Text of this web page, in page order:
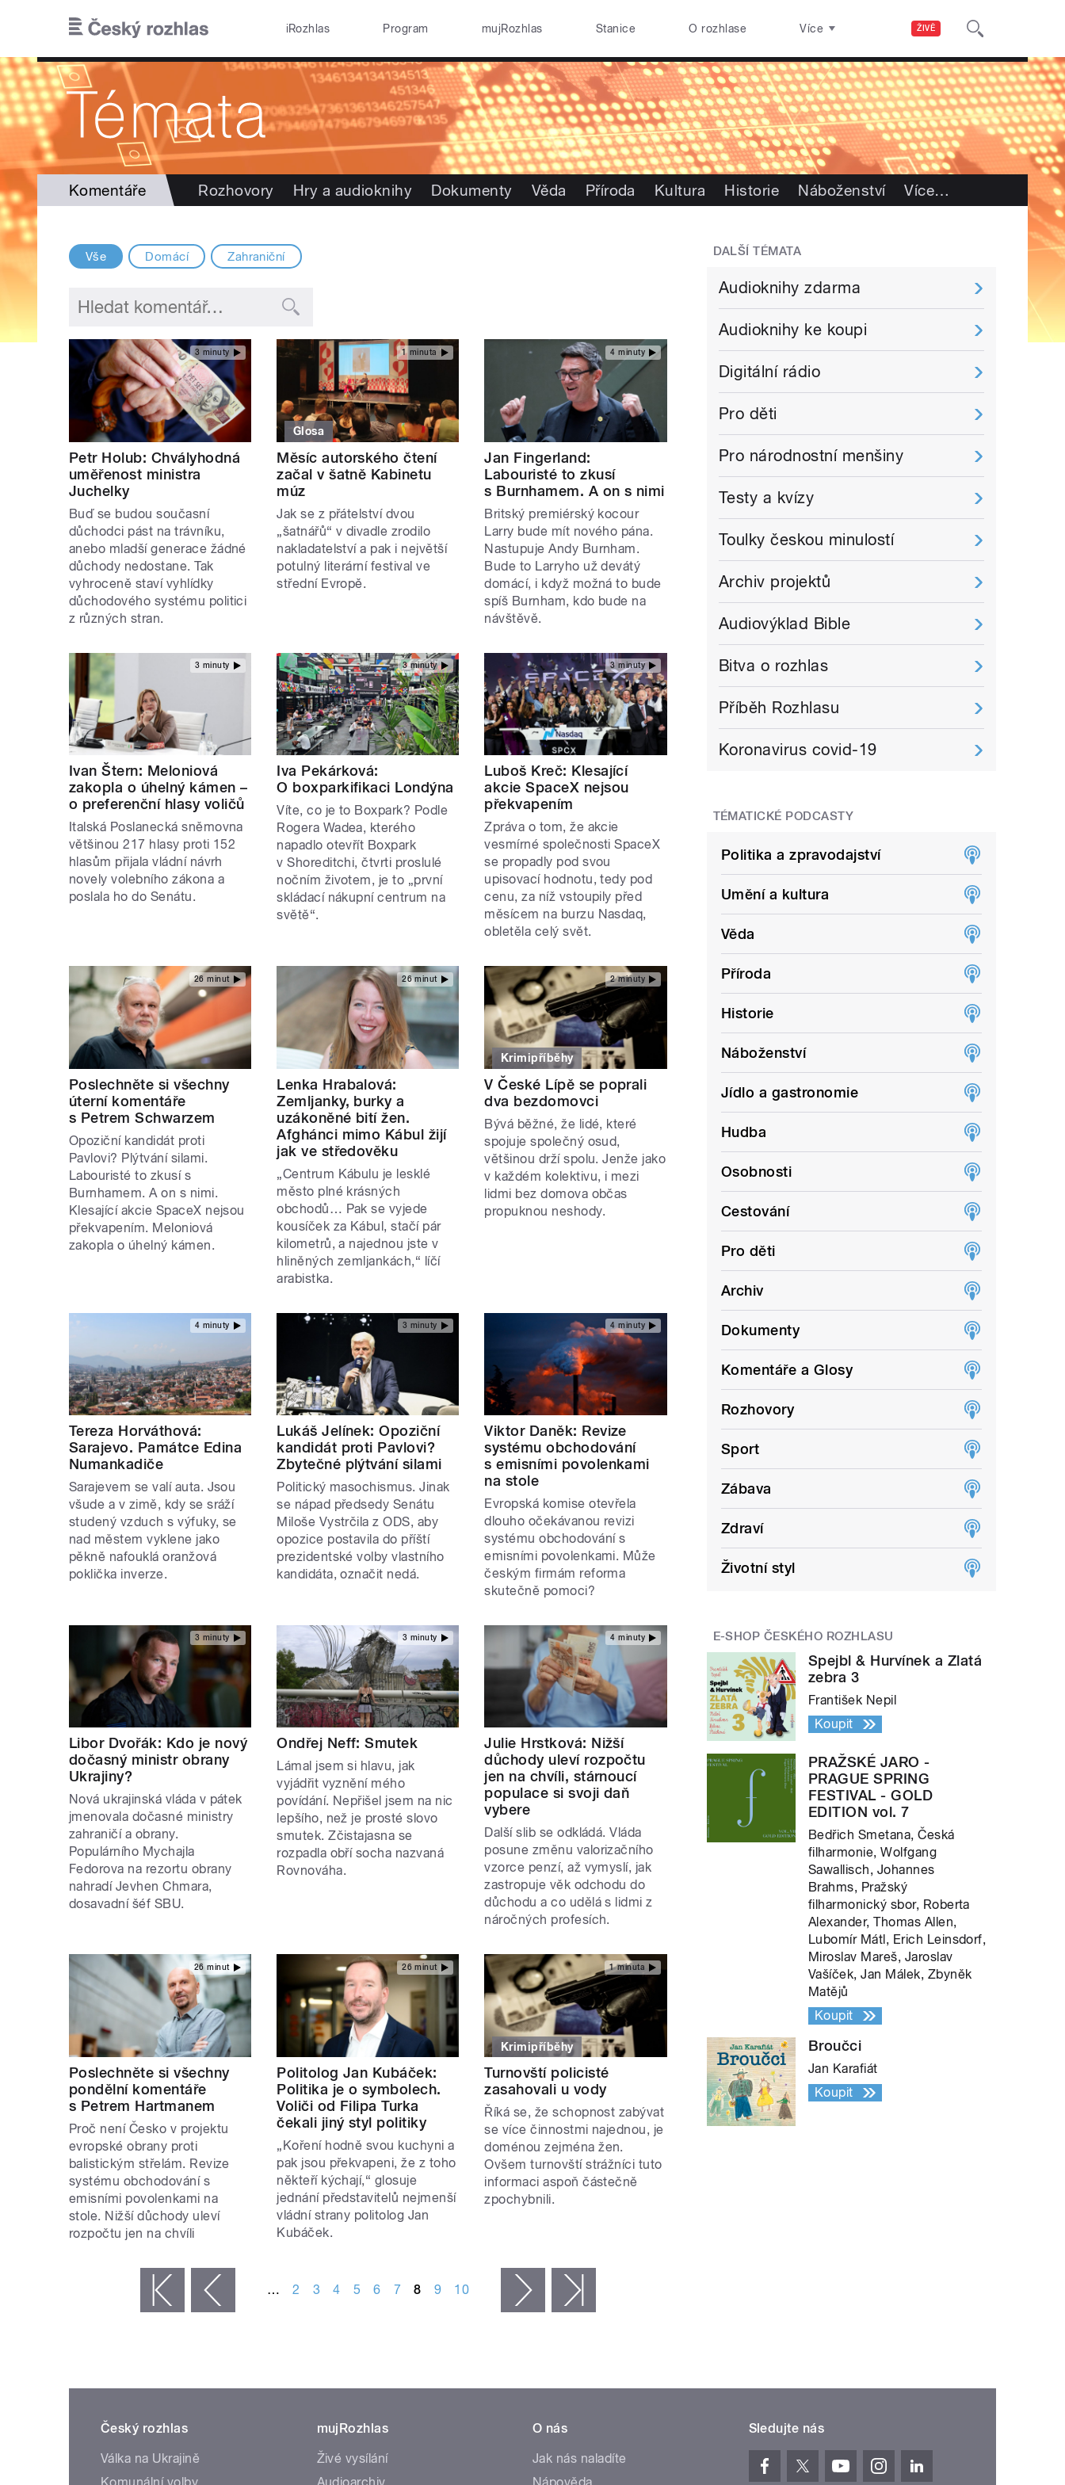
ŽIVĚ
iRozhlas Program mujRozhlas Stanice O rozhlase Více
Komentáře Rozhovory Hry a audioknihy Dokumenty Věda Příroda Kultura Historie Náboženství Více…
Vše Domácí Zahraniční
3 minuty
Petr Holub: Chvályhodná
uměřenost ministra
Juchelky
Buď se budou současní
důchodci pást na trávníku,
anebo mladší generace žádné
důchody nedostane. Tak
vyhroceně staví vyhlídky
důchodového systému politici
z různých stran.
1 minuta
Glosa
Měsíc autorského čtení
začal v šatně Kabinetu
múz
Jak se z přátelství dvou
„šatnářů“ v divadle zrodilo
nakladatelství a pak i největší
potulný literární festival ve
střední Evropě.
4 minuty
Jan Fingerland:
Labouristé to zkusí
s Burnhamem. A on s nimi
Britský premiérský kocour
Larry bude mít nového pána.
Nastupuje Andy Burnham.
Bude to Larryho už devátý
domácí, i když možná to bude
spíš Burnham, kdo bude na
návštěvě.
3 minuty
Ivan Štern: Meloniová
zakopla o úhelný kámen –
o preferenční hlasy voličů
Italská Poslanecká sněmovna
většinou 217 hlasy proti 152
hlasům přijala vládní návrh
novely volebního zákona a
poslala ho do Senátu.
3 minuty
Iva Pekárková:
O boxparkifikaci Londýna
Víte, co je to Boxpark? Podle
Rogera Wadea, kterého
napadlo otevřít Boxpark
v Shoreditchi, čtvrti proslulé
nočním životem, je to „první
skládací nákupní centrum na
světě“.
3 minuty
Luboš Kreč: Klesající
akcie SpaceX nejsou
překvapením
Zpráva o tom, že akcie
vesmírné společnosti SpaceX
se propadly pod svou
upisovací hodnotu, tedy pod
cenu, za níž vstoupily před
měsícem na burzu Nasdaq,
obletěla celý svět.
26 minut
Poslechněte si všechny
úterní komentáře
s Petrem Schwarzem
Opoziční kandidát proti
Pavlovi? Plýtvání silami.
Labouristé to zkusí s
Burnhamem. A on s nimi.
Klesající akcie SpaceX nejsou
překvapením. Meloniová
zakopla o úhelný kámen.
26 minut
Lenka Hrabalová:
Zemljanky, burky a
uzákoněné bití žen.
Afghánci mimo Kábul žijí
jak ve středověku
„Centrum Kábulu je lesklé
město plné krásných
obchodů… Pak se vyjede
kousíček za Kábul, stačí pár
kilometrů, a najednou jste v
hliněných zemljankách,“ líčí
arabistka.
2 minuty
Krimipříběhy
V České Lípě se poprali
dva bezdomovci
Bývá běžné, že lidé, které
spojuje společný osud,
většinou drží spolu. Jenže jako
v každém kolektivu, i mezi
lidmi bez domova občas
propuknou neshody.
4 minuty
Tereza Horváthová:
Sarajevo. Památce Edina
Numankadiče
Sarajevem se valí auta. Jsou
všude a v zimě, kdy se sráží
studený vzduch s výfuky, se
nad městem vyklene jako
pěkně nafouklá oranžová
poklička inverze.
3 minuty
Lukáš Jelínek: Opoziční
kandidát proti Pavlovi?
Zbytečné plýtvání silami
Politický masochismus. Jinak
se nápad předsedy Senátu
Miloše Vystrčila z ODS, aby
opozice postavila do příští
prezidentské volby vlastního
kandidáta, označit nedá.
4 minuty
Viktor Daněk: Revize
systému obchodování
s emisními povolenkami
na stole
Evropská komise otevřela
dlouho očekávanou revizi
systému obchodování s
emisními povolenkami. Může
českým firmám reforma
skutečně pomoci?
3 minuty
Libor Dvořák: Kdo je nový
dočasný ministr obrany
Ukrajiny?
Nová ukrajinská vláda v pátek
jmenovala dočasné ministry
zahraničí a obrany.
Populárního Mychajla
Fedorova na rezortu obrany
nahradí Jevhen Chmara,
dosavadní šéf SBU.
3 minuty
Ondřej Neff: Smutek
Lámal jsem si hlavu, jak
vyjádřit vyznění mého
povídání. Nepřišel jsem na nic
lepšího, než je prosté slovo
smutek. Zčistajasna se
rozpadla obří socha nazvaná
Rovnováha.
4 minuty
Julie Hrstková: Nižší
důchody uleví rozpočtu
jen na chvíli, stárnoucí
populace si svoji daň
vybere
Další slib se odkládá. Vláda
posune změnu valorizačního
vzorce penzí, až vymyslí, jak
zastropuje věk odchodu do
důchodu a co udělá s lidmi z
náročných profesích.
26 minut
Poslechněte si všechny
pondělní komentáře
s Petrem Hartmanem
Proč není Česko v projektu
evropské obrany proti
balistickým střelám. Revize
systému obchodování s
emisními povolenkami na
stole. Nižší důchody uleví
rozpočtu jen na chvíli
26 minut
Politolog Jan Kubáček:
Politika je o symbolech.
Voliči od Filipa Turka
čekali jiný styl politiky
„Koření hodně svou kuchyni a
pak jsou překvapeni, že z toho
někteří kýchají,“ glosuje
jednání představitelů nejmenší
vládní strany politolog Jan
Kubáček.
1 minuta
Krimipříběhy
Turnovští policisté
zasahovali u vody
Říká se, že schopnost zabývat
se více činnostmi najednou, je
doménou zejména žen.
Ovšem turnovští strážníci tuto
informaci aspoň částečně
zpochybnili.
‹ předchozí … 2 3 4 5 6 7 8 9 10 následující ›
DALŠÍ TÉMATA
Audioknihy zdarma
Audioknihy ke koupi
Digitální rádio
Pro děti
Pro národnostní menšiny
Testy a kvízy
Toulky českou minulostí
Archiv projektů
Audiovýklad Bible
Bitva o rozhlas
Příběh Rozhlasu
Koronavirus covid-19
TÉMATICKÉ PODCASTY
Politika a zpravodajství
Umění a kultura
Věda
Příroda
Historie
Náboženství
Jídlo a gastronomie
Hudba
Osobnosti
Cestování
Pro děti
Archiv
Dokumenty
Komentáře a Glosy
Rozhovory
Sport
Zábava
Zdraví
Životní styl
E-SHOP ČESKÉHO ROZHLASU
Spejbl & Hurvínek a Zlatá
zebra 3
František Nepil
Koupit
PRAŽSKÉ JARO -
PRAGUE SPRING
FESTIVAL - GOLD
EDITION vol. 7
Bedřich Smetana, Česká
filharmonie, Wolfgang
Sawallisch, Johannes
Brahms, Pražský
filharmonický sbor, Roberta
Alexander, Thomas Allen,
Lubomír Mátl, Erich Leinsdorf,
Miroslav Mareš, Jaroslav
Vašíček, Jan Málek, Zbyněk
Matějů
Koupit
Broučci
Jan Karafiát
Koupit
Český rozhlas
Válka na Ukrajině
mujRozhlas
Živé vysílání
O nás
Jak nás naladíte
Sledujte nás